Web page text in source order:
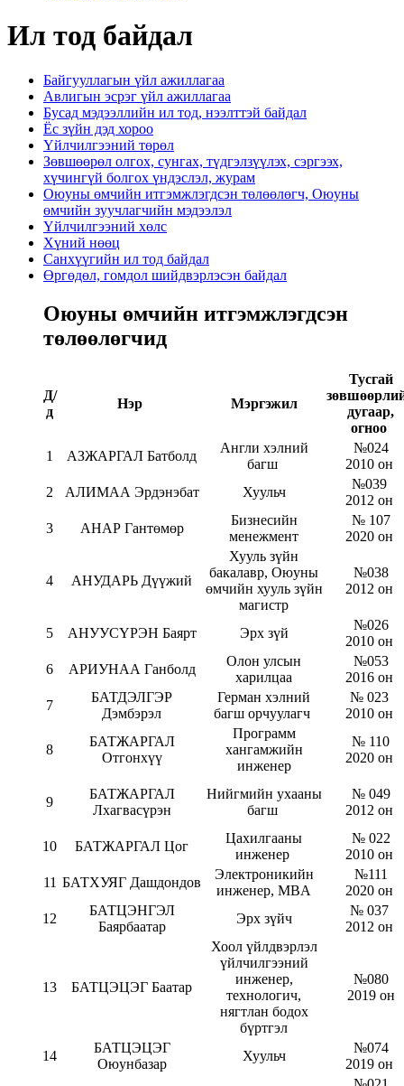
Ил тод байдал
Байгууллагын үйл ажиллагаа
Авлигын эсрэг үйл ажиллагаа
Бусад мэдээллийн ил тод, нээлттэй байдал
Ёс зүйн дэд хороо
Үйлчилгээний төрөл
Зөвшөөрөл олгох, сунгах, түдгэлзүүлэх, сэргээх,
хүчингүй болгох үндэслэл, журам
Оюуны өмчийн итгэмжлэгдсэн төлөөлөгч, Оюуны
өмчийн зуучлагчийн мэдээлэл
Үйлчилгээний хөлс
Хүний нөөц
Санхүүгийн ил тод байдал
Өргөдөл, гомдол шийдвэрлэсэн байдал
Оюуны өмчийн итгэмжлэгдсэн
төлөөлөгчид
Д/
д
Нэр Мэргэжил
Тусгай
дугаар,
огноо
1
АЗЖАРГАЛ Батболд
Англи хэлний
багш
№024
2010 он
2
АЛИМАА Эрдэнэбат Хуульч
№039
2012 он
3
АНАР Гантөмөр
Бизнесийн
менежмент
№ 107
2020 он
4 АНУДАРЬ Дүүжий
Хууль зүйн
бакалавр, Оюуны
өмчийн хууль зүйн
магистр
№038
2012 он
5 АНУУСҮРЭН Баярт Эрх зүй
№026
2010 он
6
АРИУНАА Ганболд
Олон улсын
харилцаа
№053
2016 он
7
БАТДЭЛГЭР
Дэмбэрэл
Герман хэлний
багш орчуулагч
№ 023
2010 он
8
БАТЖАРГАЛ
Отгонхүү
Программ
хангамжийн
инженер
№ 110
2020 он
9
БАТЖАРГАЛ
Лхагвасүрэн
Нийгмийн ухааны
багш
№ 049
2012 он
10 БАТЖАРГАЛ Цог
Цахилгааны
инженер
№ 022
2010 он
11 БАТХУЯГ Дашдондов
Электроникийн
инженер, MBA
№111
2020 он
12
БАТЦЭНГЭЛ
Баярбаатар
Эрх зүйч
№ 037
2012 он
13 БАТЦЭЦЭГ Баатар
Хоол үйлдвэрлэл
үйлчилгээний
инженер,
технологич,
нягтлан бодох
бүртгэл
№080
2019 он
14
БАТЦЭЦЭГ
Оюунбазар
Хуульч
№074
2019 он